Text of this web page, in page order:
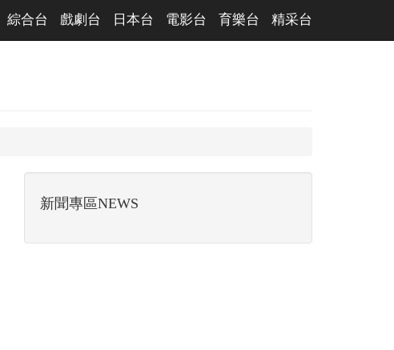
綜合台 戲劇台 日本台 電影台 育樂台 精采台
新聞專區NEWS